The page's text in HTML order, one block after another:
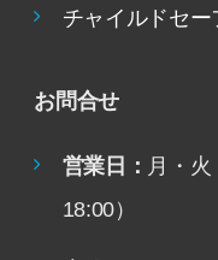
チャイルドセ
お問合せ
営業日： 月・火
18:00）